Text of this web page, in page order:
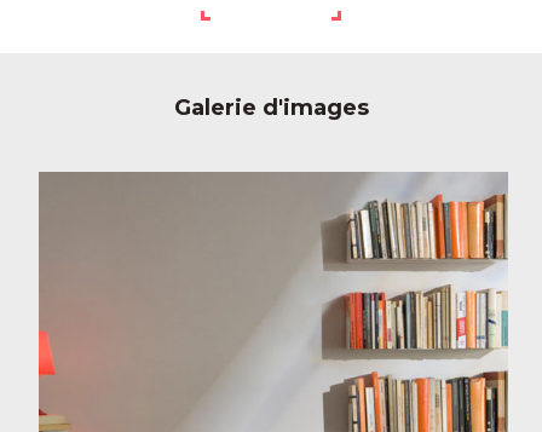
Galerie d'images